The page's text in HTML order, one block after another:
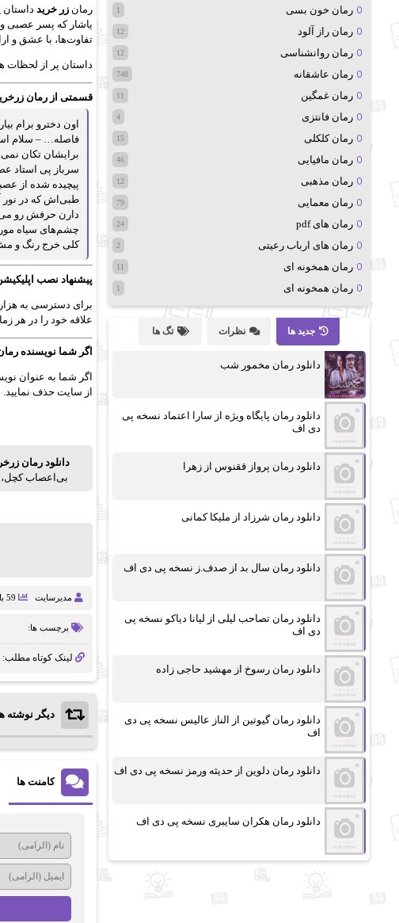
رمان زر خرید داستان
یاشار که پسر عصبی و
تفاوت‌ها، با عشق و
داستان پر از
قسمتی از رمان
اون دخترو برام
فاصله… – سلام
برایشان تکان
سرباز پی استاد
پیچیده شده از
طبی‌اش که در نور
دارن حرفش رو
چشم‌های سیاه
کلی خرج رنگ و مش
پیشنهاد نصب
برای دسترسی به
علاقه خود را در هر
اگر شما نویسنده
اگر شما به عنوان
از سایت حذف نمایید.
دانلود رمان
بی‌اعصاب کچل،
مدیرسایت 59 بازدید
برچسب ها:
لینک کوتاه مطلب:
دیگر نوشته
کامنت ها
رمان خون بسی 1
رمان راز آلود 12
رمان روانشناسی 12
رمان عاشقانه 748
رمان غمگین 11
رمان فانتزی 4
رمان کلکلی 15
رمان مافیایی 46
رمان مذهبی 12
رمان معمایی 79
رمان های pdf 24
رمان های ارباب رعیتی 2
رمان همخونه ای 11
رمان همخونه ای 1
جدید ها نظرات تگ ها
دانلود رمان مخمور شب
دانلود رمان پایگاه ویژه از سارا اعتماد نسخه پی
دی اف
دانلود رمان پرواز ققنوس از زهرا
دانلود رمان شرزاد از ملیکا کمانی
دانلود رمان سال بد از صدف.ز نسخه پی دی اف
دانلود رمان تصاحب لیلی از لیانا دیاکو نسخه پی
دی اف
دانلود رمان رسوخ از مهشید حاجی زاده
دانلود رمان گیوتین از الناز عالیس نسخه پی دی
اف
دانلود رمان دلوین از حدیثه ورمز نسخه پی دی اف
دانلود رمان هکران سایبری نسخه پی دی اف